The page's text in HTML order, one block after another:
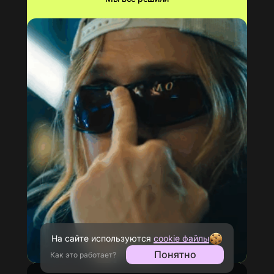
На сайте используются cookie файлы
Как это работает? Понятно